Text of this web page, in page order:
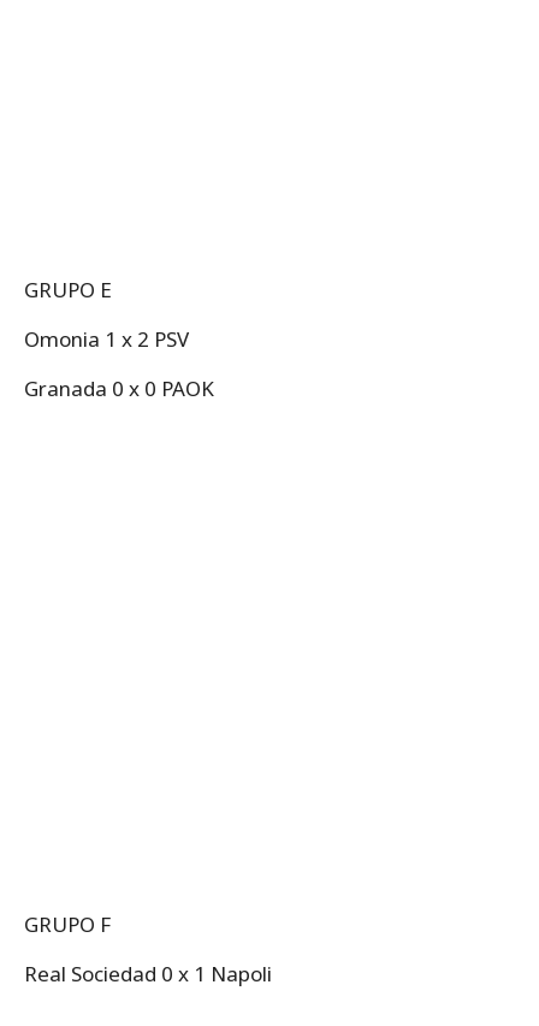
GRUPO E
Omonia 1 x 2 PSV
Granada 0 x 0 PAOK
GRUPO F
Real Sociedad 0 x 1 Napoli